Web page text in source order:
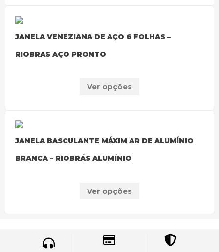
JANELA VENEZIANA DE AÇO 6 FOLHAS –
RIOBRAS AÇO PRONTO
Ver opções
JANELA BASCULANTE MÁXIM AR DE ALUMÍNIO
BRANCA – RIOBRÁS ALUMÍNIO
Ver opções